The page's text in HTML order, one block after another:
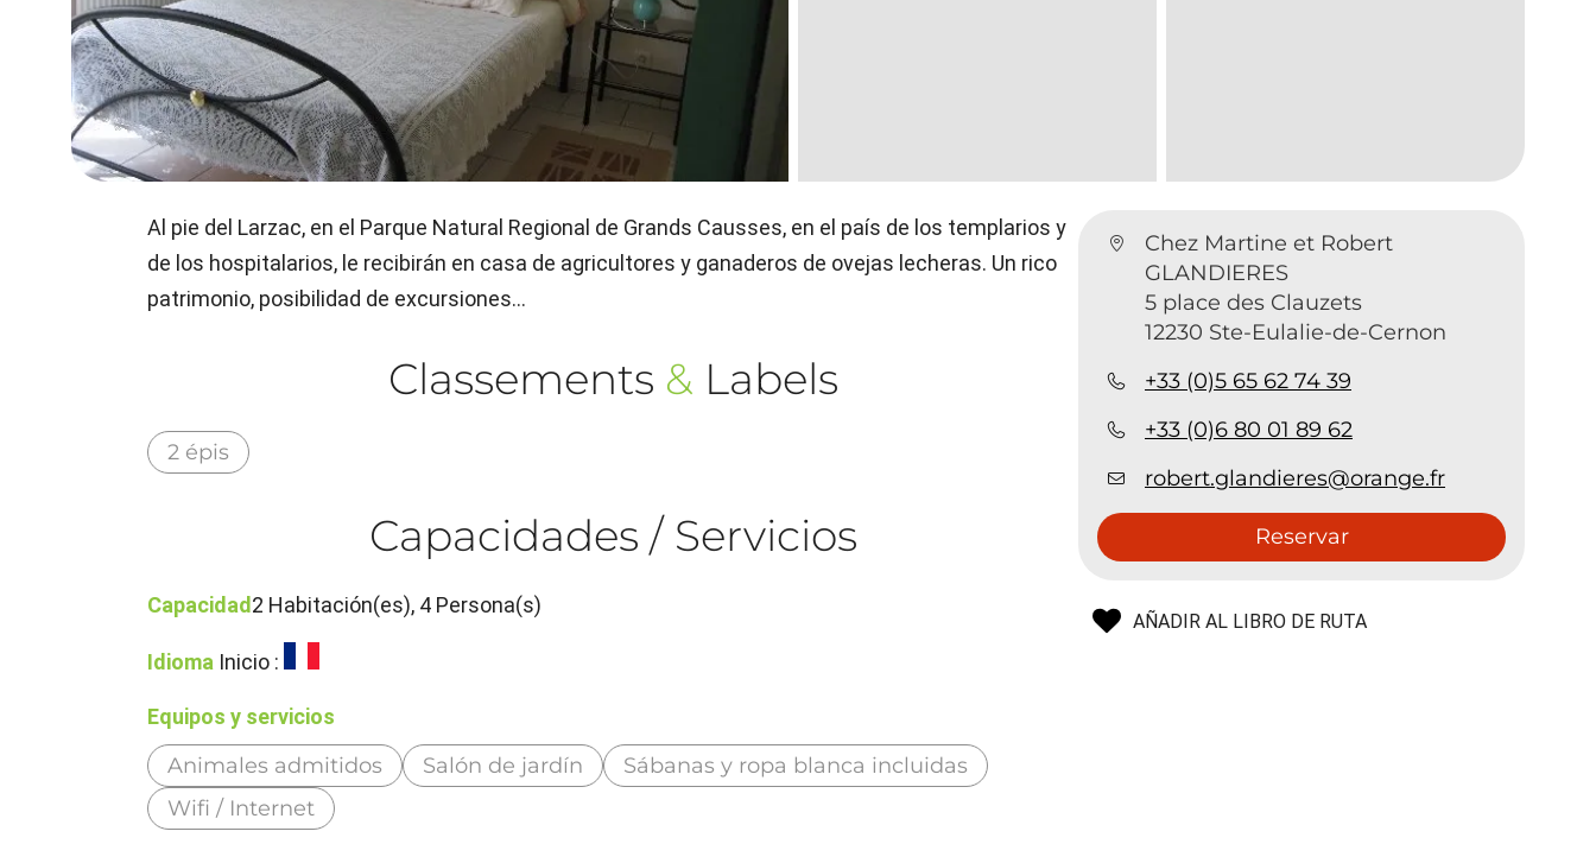
Chez Martine et Robert
GLANDIERES
5 place des Clauzets
12230 Ste-Eulalie-de-Cernon
+33 (0)5 65 62 74 39
+33 (0)6 80 01 89 62
robert.glandieres@orange.fr
Reservar
AÑADIR AL LIBRO DE RUTA
Al pie del Larzac, en el Parque Natural Regional de Grands Causses, en el país de los templarios y
de los hospitalarios, le recibirán en casa de agricultores y ganaderos de ovejas lecheras. Un rico
patrimonio, posibilidad de excursiones...
Classements & Labels
2 épis
Capacidades / Servicios
Capacidad 2 Habitación(es), 4 Persona(s)
Idioma Inicio :
Equipos y servicios
Animales admitidos Salón de jardín
Sábanas y ropa blanca incluidas
Wifi / Internet